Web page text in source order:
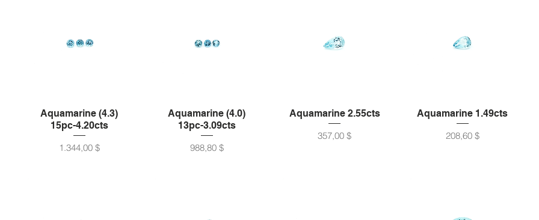
Aquamarine (4.3)
15pc-4.20cts
Preis
1.344,00 $
Aquamarine (4.0)
13pc-3.09cts
Preis
988,80 $
Aquamarine 2.55cts
Preis
357,00 $
Aquamarine 1.49cts
Preis
208,60 $